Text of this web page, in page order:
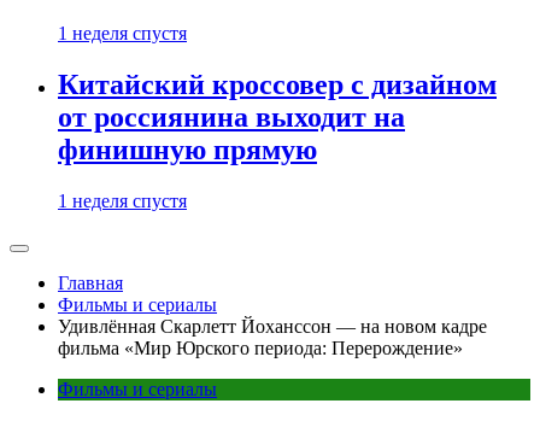
1 неделя спустя
Китайский кроссовер с дизайном
от россиянина выходит на
финишную прямую
1 неделя спустя
Главная
Фильмы и сериалы
Удивлённая Скарлетт Йоханссон — на новом кадре
фильма «Мир Юрского периода: Перерождение»
Фильмы и сериалы